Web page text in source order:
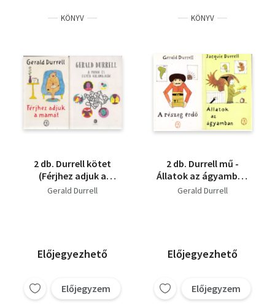
Arthur Phillips
Gerald Durrell
Alice Walker
Graham Green
KÖNYV
2 db. Durrell kötet
(Férjhez adjuk a
mamát + A piknik és
Gerald Durrell
Előjegyezhető
Előjegyzem
KÖNYV
2 db. Durrell mű -
Állatok az ágyamban
+ A részeg erdő
Gerald Durrell
Előjegyezhető
Előjegyzem